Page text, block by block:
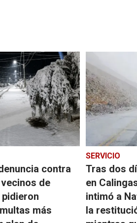
contra
de
más
SERVICIO
Tras dos
en
intimó a
la